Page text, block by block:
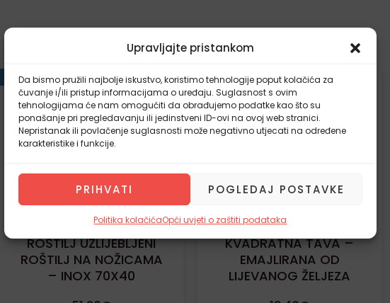
Upravljajte pristankom
Da bismo pružili najbolje iskustvo, koristimo tehnologije poput kolačića za
čuvanje i/ili pristup informacijama o uređaju. Suglasnost s ovim
tehnologijama će nam omogućiti da obrađujemo podatke kao što su
ponašanje pri pregledavanju ili jedinstveni ID-ovi na ovoj web stranici.
Nepristanak ili povlačenje suglasnosti može negativno utjecati na određene
karakteristike i funkcije.
PRIHVATI POGLEDAJ POSTAVKE
Politika kolačićaOpći uvjeti o zaštiti podataka
Besplatna dostava
ROŠTILJ UŽLIJEBLJENI
ROŠTILJ NA NOŽICAMA
– INOX 70X40
KVADRATNA TAVA –
EMAJLIRANA OD
LIJEVANOG ŽELJEZA